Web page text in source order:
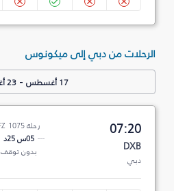
الرحلات من دبي إلى ميكونوس
17 أغسطس -23 أغسطس
07:20
DXB
دبي
رحلة FZ 1075
05س 25د
بدون توقف